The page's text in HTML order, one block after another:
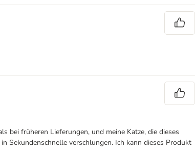
bei früheren Lieferungen, und meine Katze, die dieses
Sekundenschnelle verschlungen. Ich kann dieses Produkt